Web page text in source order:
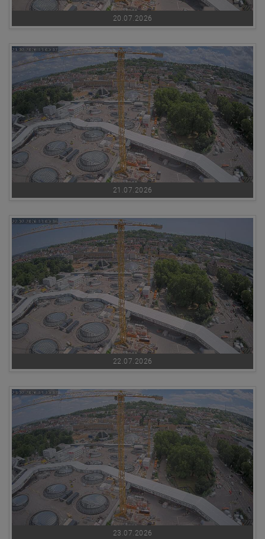
20.07.2026
21.07.2026
22.07.2026
23.07.2026